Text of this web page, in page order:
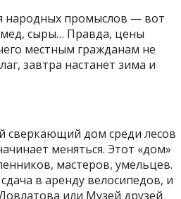
народных промыслов — вот
мед, сыры… Правда, цены
местным гражданам не
завтра настанет зима и
сверкающий дом среди лесов
меняться. Этот «дом»
мастеров, умельцев.
в аренду велосипедов, и
или Музей друзей